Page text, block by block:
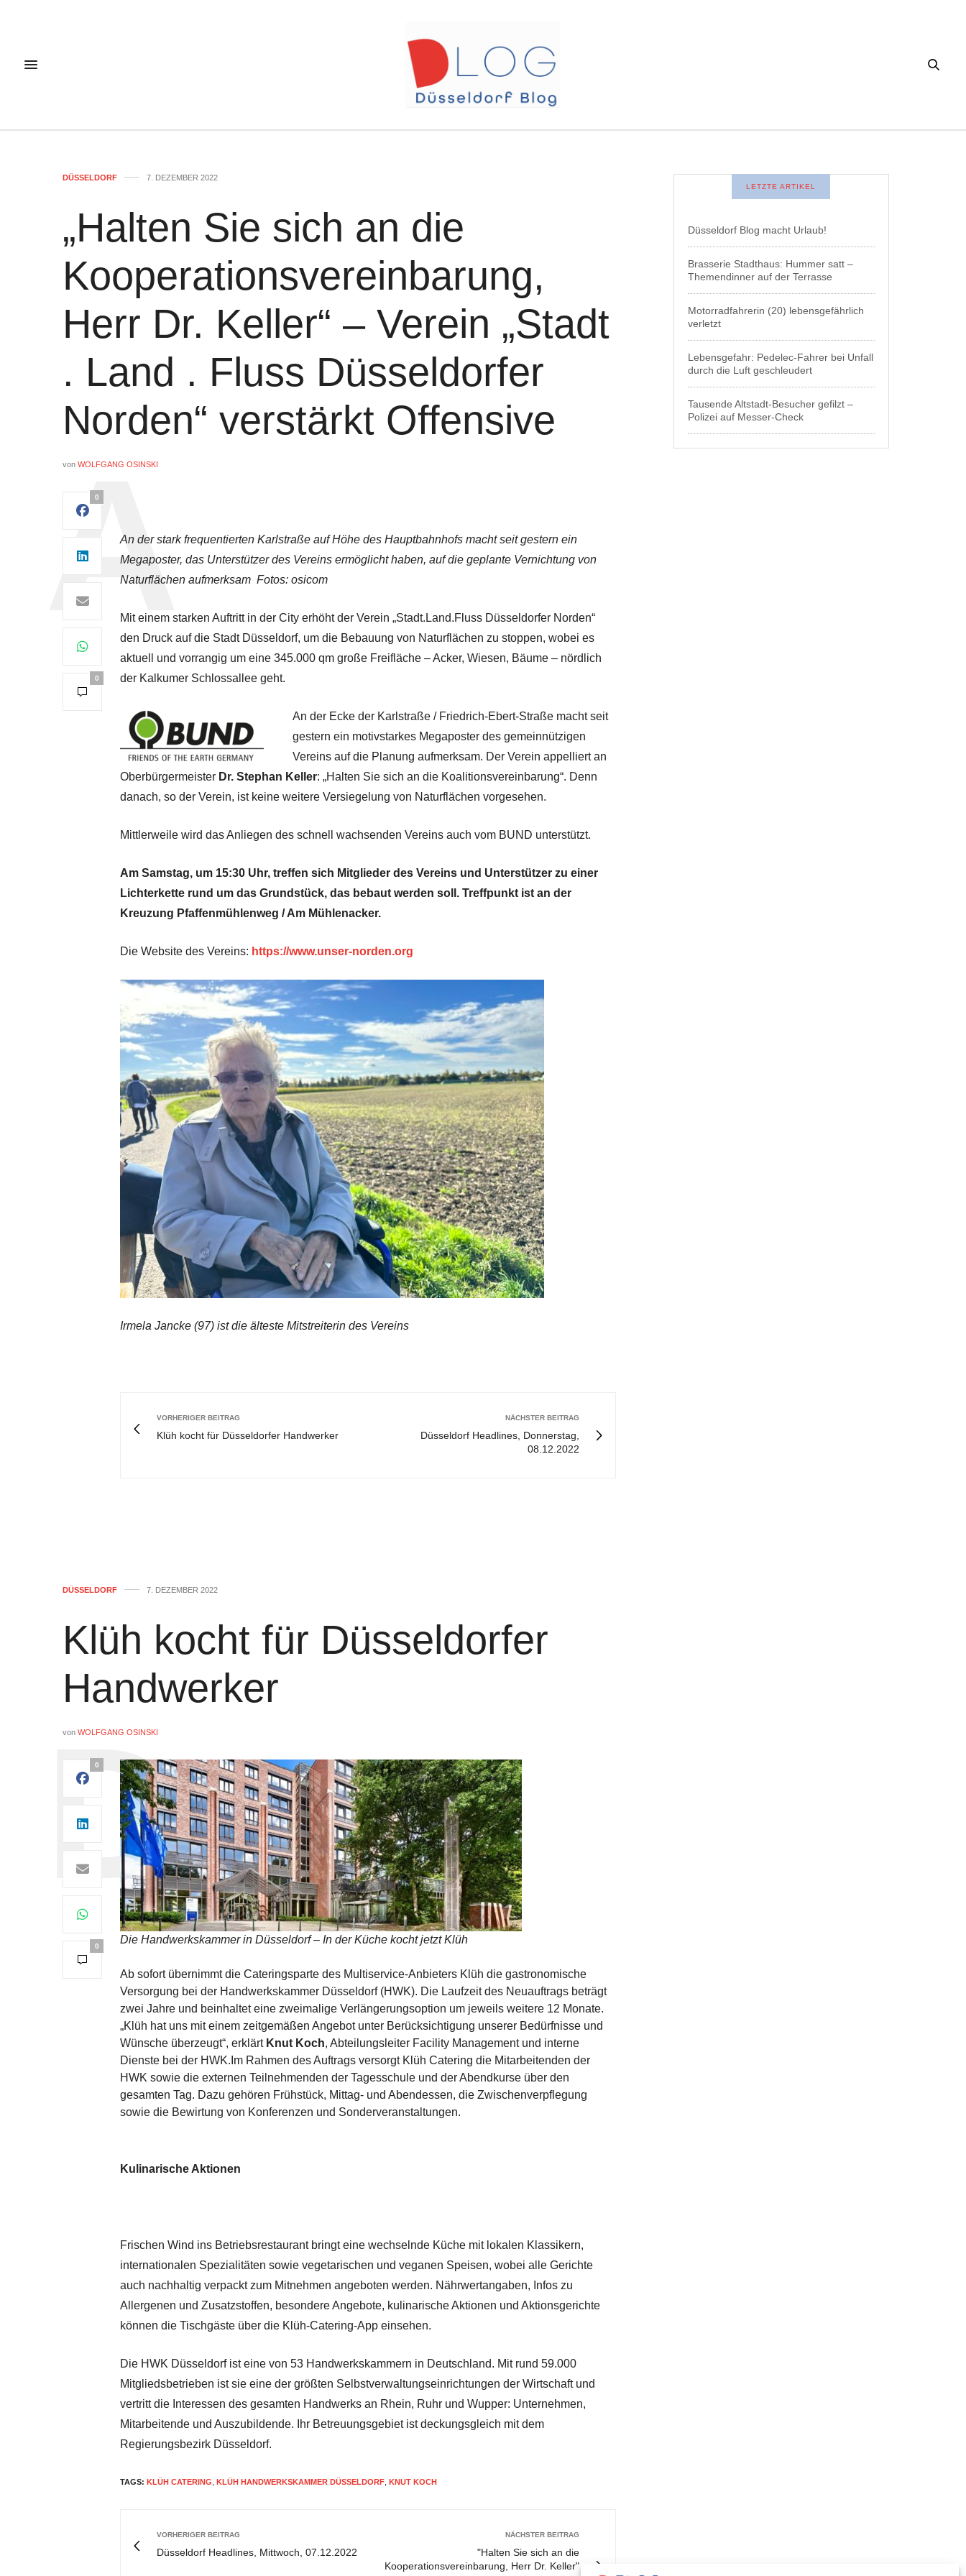
DÜSSELDORF 7. DEZEMBER 2022
„Halten Sie sich an die
Kooperationsvereinbarung,
Herr Dr. Keller“ – Verein „Stadt
. Land . Fluss Düsseldorfer
Norden“ verstärkt Offensive
von WOLFGANG OSINSKI
0
0
An der stark frequentierten Karlstraße auf Höhe des Hauptbahnhofs macht seit gestern ein
Megaposter, das Unterstützer des Vereins ermöglicht haben, auf die geplante Vernichtung von
Naturflächen aufmerksam Fotos: osicom
Mit einem starken Auftritt in der City erhöht der Verein „Stadt.Land.Fluss Düsseldorfer Norden“
den Druck auf die Stadt Düsseldorf, um die Bebauung von Naturflächen zu stoppen, wobei es
aktuell und vorrangig um eine 345.000 qm große Freifläche – Acker, Wiesen, Bäume – nördlich
der Kalkumer Schlossallee geht.
An der Ecke der Karlstraße / Friedrich-Ebert-Straße macht seit
gestern ein motivstarkes Megaposter des gemeinnützigen
Vereins auf die Planung aufmerksam. Der Verein appelliert an
Oberbürgermeister Dr. Stephan Keller: „Halten Sie sich an die Koalitionsvereinbarung“. Denn
danach, so der Verein, ist keine weitere Versiegelung von Naturflächen vorgesehen.
Mittlerweile wird das Anliegen des schnell wachsenden Vereins auch vom BUND unterstützt.
Am Samstag, um 15:30 Uhr, treffen sich Mitglieder des Vereins und Unterstützer zu einer
Lichterkette rund um das Grundstück, das bebaut werden soll. Treffpunkt ist an der
Kreuzung Pfaffenmühlenweg / Am Mühlenacker.
Die Website des Vereins: https://www.unser-norden.org
Irmela Jancke (97) ist die älteste Mitstreiterin des Vereins
VORHERIGER BEITRAG
Klüh kocht für Düsseldorfer Handwerker
NÄCHSTER BEITRAG
Düsseldorf Headlines, Donnerstag,
08.12.2022
LETZTE ARTIKEL
Düsseldorf Blog macht Urlaub!
Brasserie Stadthaus: Hummer satt –
Themendinner auf der Terrasse
Motorradfahrerin (20) lebensgefährlich
verletzt
Lebensgefahr: Pedelec-Fahrer bei Unfall
durch die Luft geschleudert
Tausende Altstadt-Besucher gefilzt –
Polizei auf Messer-Check
DÜSSELDORF 7. DEZEMBER 2022
Klüh kocht für Düsseldorfer
Handwerker
von WOLFGANG OSINSKI
0
0
Die Handwerkskammer in Düsseldorf – In der Küche kocht jetzt Klüh
Ab sofort übernimmt die Cateringsparte des Multiservice-Anbieters Klüh die gastronomische
Versorgung bei der Handwerkskammer Düsseldorf (HWK). Die Laufzeit des Neuauftrags beträgt
zwei Jahre und beinhaltet eine zweimalige Verlängerungsoption um jeweils weitere 12 Monate.
„Klüh hat uns mit einem zeitgemäßen Angebot unter Berücksichtigung unserer Bedürfnisse und
Wünsche überzeugt“, erklärt Knut Koch, Abteilungsleiter Facility Management und interne
Dienste bei der HWK.Im Rahmen des Auftrags versorgt Klüh Catering die Mitarbeitenden der
HWK sowie die externen Teilnehmenden der Tagesschule und der Abendkurse über den
gesamten Tag. Dazu gehören Frühstück, Mittag- und Abendessen, die Zwischenverpflegung
sowie die Bewirtung von Konferenzen und Sonderveranstaltungen.
Kulinarische Aktionen
Frischen Wind ins Betriebsrestaurant bringt eine wechselnde Küche mit lokalen Klassikern,
internationalen Spezialitäten sowie vegetarischen und veganen Speisen, wobei alle Gerichte
auch nachhaltig verpackt zum Mitnehmen angeboten werden. Nährwertangaben, Infos zu
Allergenen und Zusatzstoffen, besondere Angebote, kulinarische Aktionen und Aktionsgerichte
können die Tischgäste über die Klüh-Catering-App einsehen.
Die HWK Düsseldorf ist eine von 53 Handwerkskammern in Deutschland. Mit rund 59.000
Mitgliedsbetrieben ist sie eine der größten Selbstverwaltungseinrichtungen der Wirtschaft und
vertritt die Interessen des gesamten Handwerks an Rhein, Ruhr und Wupper: Unternehmen,
Mitarbeitende und Auszubildende. Ihr Betreuungsgebiet ist deckungsgleich mit dem
Regierungsbezirk Düsseldorf.
TAGS: KLÜH CATERING KLÜH HANDWERKSKAMMER DÜSSELDORF KNUT KOCH
VORHERIGER BEITRAG
Düsseldorf Headlines, Mittwoch, 07.12.2022
NÄCHSTER BEITRAG
"Halten Sie sich an die
Kooperationsvereinbarung, Herr Dr. Keller"